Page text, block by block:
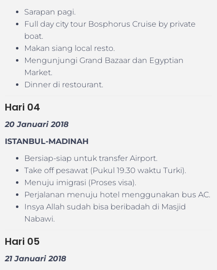
Sarapan pagi.
Full day city tour Bosphorus Cruise by private
boat.
Makan siang local resto.
Mengunjungi Grand Bazaar dan Egyptian
Market.
Dinner di restourant.
Hari 04
20 Januari 2018
ISTANBUL-MADINAH
Bersiap-siap untuk transfer Airport.
Take off pesawat (Pukul 19.30 waktu Turki).
Menuju imigrasi (Proses visa).
Perjalanan menuju hotel menggunakan bus AC.
Insya Allah sudah bisa beribadah di Masjid
Nabawi.
Hari 05
21 Januari 2018